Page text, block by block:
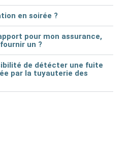
en soirée ?
pour mon assurance,
un ?
de détécter une fuite
par la tuyauterie des